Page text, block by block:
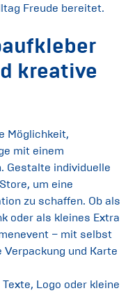
Freude bereitet.
kreative
Möglichkeit,
mit einem
Gestalte individuelle
um eine
zu schaffen. Ob als
oder als kleines Extra
– mit selbst
und Karte
Logo oder kleine